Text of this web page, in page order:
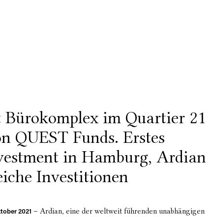
im Quartier 21
QUEST Funds. Erstes
in Hamburg, Ardian
Investitionen
2021 – Ardian, eine der weltweit führenden unabhängigen